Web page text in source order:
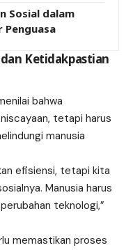
Sosial dalam
Penguasa
Ketidakpastian
bahwa
tetapi harus
manusia
efisiensi, tetapi kita
Manusia harus
teknologi,”
memastikan proses